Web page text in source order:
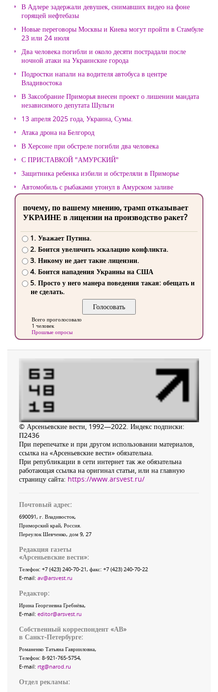
В Адлере задержали девушек, снимавших видео на фоне
горящей нефтебазы
Новые переговоры Москвы и Киева могут пройти в Стамбуле
23 или 24 июля
Два человека погибли и около десяти пострадали после
ночной атаки на Украинские города
Подростки напали на водителя автобуса в центре
Владивостока
В Заксобрание Приморья внесен проект о лишении мандата
независимого депутата Шульги
13 апреля 2025 года, Украина, Сумы.
Атака дрона на Белгород
В Херсоне при обстреле погибли два человека
С ПРИСТАВКОЙ "АМУРСКИЙ"
Защитника ребенка избили и обстреляли в Приморье
Автомобиль с рыбаками утонул в Амурском заливе
почему, по вашему мнению, трамп отказывает
УКРАИНЕ в лицензии на производство ракет?
1. Уважает Путина.
2. Боится увеличить эскалацию конфликта.
3. Никому не дает такие лицензии.
4. Боится нападения Украины на США
5. Просто у него манера поведения такая: обещать и
не сделать.
Всего проголосовало
1 человек
Прошлые опросы
© Арсеньевские вести, 1992—2022. Индекс подписки:
П2436
При перепечатке и при другом использовании материалов,
ссылка на «Арсеньевские вести» обязательна.
При републикации в сети интернет так же обязательна
работающая ссылка на оригинал статьи, или на главную
страницу сайта: https://www.arsvest.ru/
Почтовый адрес:
690091, г. Владивосток,
Приморский край, Россия
Переулок Шевченко, дом 9, 27
Редакция газеты
«Арсеньевские вести»:
Телефон: +7 (423) 240-70-21, факс: +7 (423) 240-70-22
E-mail: av@arsvest.ru
Редактор:
Ирина Георгиевна Гребнёва,
E-mail: editor@arsvest.ru
Собственный корреспондент «АВ»
в Санкт-Петербурге:
Романенко Татьяна Гаврииловна,
Телефон: 8-921-765-5754,
E-mail: rtg@narod.ru
Отдел рекламы: